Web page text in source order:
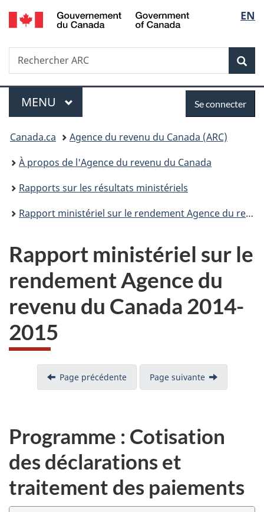
Passer
au
Passer
à
du
Passer
à
simplifiée
de
la
EN
Recherche
Rechercher
ARC
Menu
MENU PRINCIPAL
connecter
Se connecter
Vous
êtes
ici :
Canada.ca
Agence du revenu du Canada (ARC)
À propos de l'Agence du revenu du Canada
Rapports sur les résultats ministériels
Rapport ministériel sur le rendement Agence du revenu du Canada 2014-2015
Rapport ministériel sur le
rendement Agence du
revenu du Canada 2014-
2015
Page précédente Page suivante
Programme : Cotisation
des déclarations et
traitement des paiements